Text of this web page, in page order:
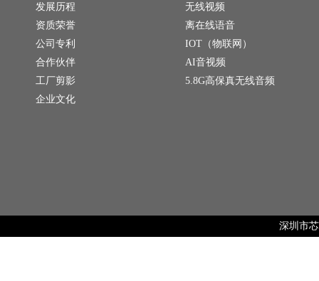
发展历程
资质荣誉
公司专利
合作伙伴
工厂剪影
企业文化
无线视频
离在线语音
IOT（物联网）
AI音视频
5.8G高保真无线音频
深圳市